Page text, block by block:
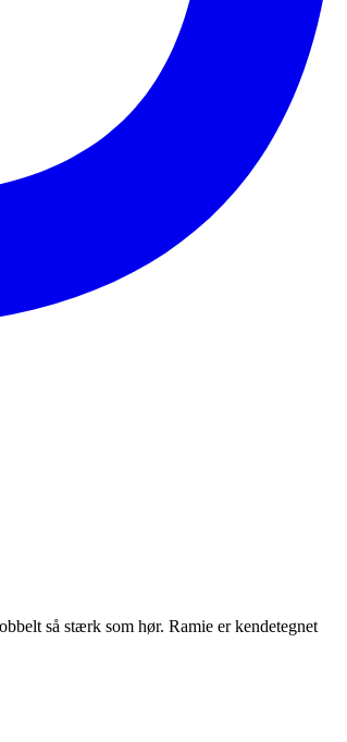
så stærk som hør. Ramie er kendetegnet